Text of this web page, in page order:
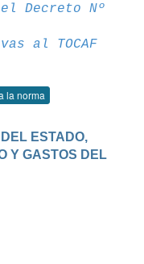
Decreto Nº
al TOCAF
la norma
ESTADO,
Y GASTOS DEL